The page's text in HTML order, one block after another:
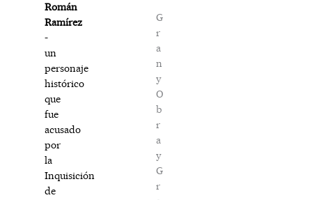
Román
Ramírez
-
un
personaje
histórico
que
fue
acusado
por
la
Inquisición
de
G
r
a
n
y
O
b
r
a
y
G
r